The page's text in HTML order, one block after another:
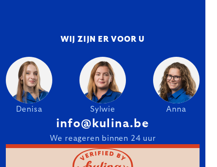
WIJ ZIJN ER VOOR U
Denisa Sylwie Anna
info@kulina.be
We reageren binnen 24 uur